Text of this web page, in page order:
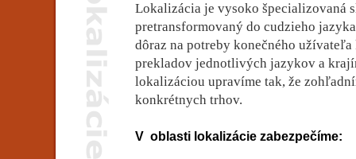
Lokalizácia je vysoko špecializovaná
pretransformovaný do cudzieho
dôraz na potreby konečného
prekladov jednotlivých jazykov a
lokalizáciou upravíme tak, že
konkrétnych trhov.
V oblasti lokalizácie zabezpečíme: